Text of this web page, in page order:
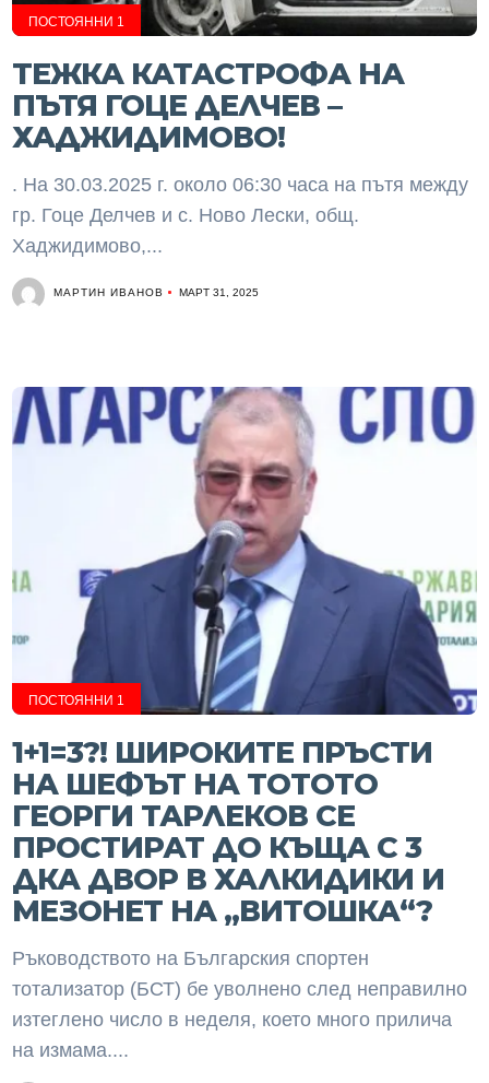
ПОСТОЯННИ 1
ТЕЖКА КАТАСТРОФА НА
ПЪТЯ ГОЦЕ ДЕЛЧЕВ –
ХАДЖИДИМОВО!
. На 30.03.2025 г. около 06:30 часа на пътя между
гр. Гоце Делчев и с. Ново Лески, общ.
Хаджидимово,...
МАРТИН ИВАНОВ МАРТ 31, 2025
ПОСТОЯННИ 1
1+1=3?! ШИРОКИТЕ ПРЪСТИ
НА ШЕФЪТ НА ТОТОТО
ГЕОРГИ ТАРЛЕКОВ СЕ
ПРОСТИРАТ ДО КЪЩА С 3
ДКА ДВОР В ХАЛКИДИКИ И
МЕЗОНЕТ НА „ВИТОШКА“?
Ръководството на Българския спортен
тотализатор (БСТ) бе уволнено след неправилно
изтеглено число в неделя, което много прилича
на измама....